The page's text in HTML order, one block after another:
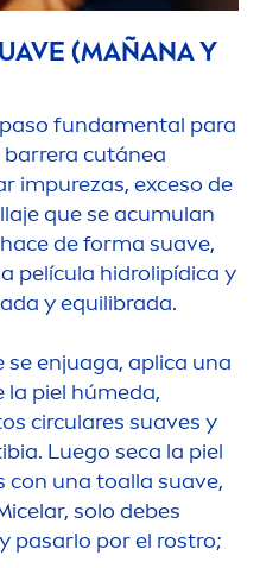
(MAÑANA Y
fundamental para
cutánea
impurezas, exceso de
que se acumulan
de forma suave,
película hidrolipídica y
y equilibrada.
enjuaga, aplica una
la piel húmeda,
circulares suaves y
Luego seca la piel
una toalla suave,
solo debes
pasarlo por el rostro;